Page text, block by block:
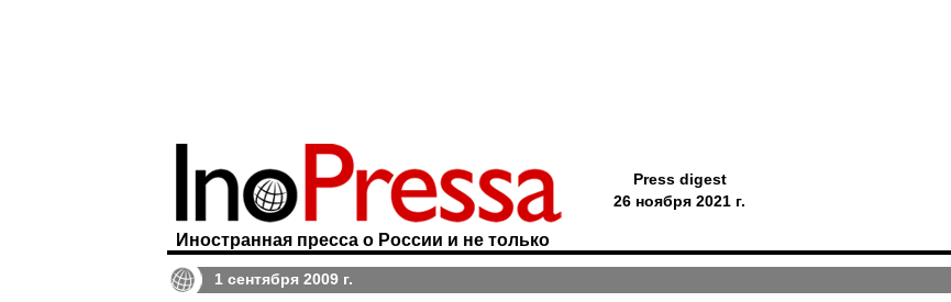
Иностранная пресса о России и не только
Press digest
26 ноября 2021 г.
1 сентября 2009 г.